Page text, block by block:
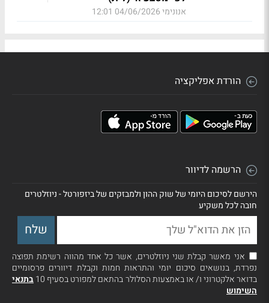
אנונימי04/06/2026 12:01
הורדת אפליקציה
הרשמה לדיוור
הירשם לסיכום היומי של שוק ההון ולמבזקים של ביזפורטל - ניוזלטרים
חובה לכל משקיע
אני מאשר קבלת שני ניוזלטרים, אשר כל אחד מהווה רשימת תפוצה
נפרדת, בנושאים סיכום יומי והתראות חמות וקבלת דיוורים פרסומיים
בדואר אלקטרוני ו/ או באמצעות הסלולר בהתאם למפורט בסעיף 10
בתנאי
השימוש